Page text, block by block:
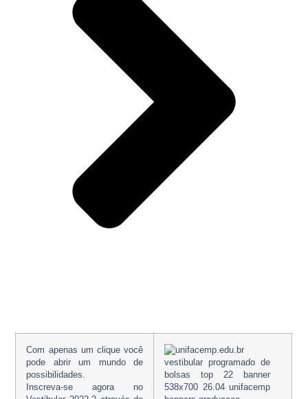
Com apenas um clique você
pode abrir um mundo de
possibilidades.
Inscreva-se agora no